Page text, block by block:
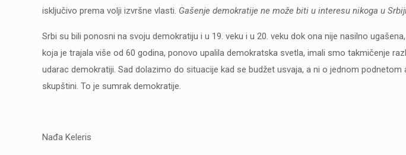
isključivo prema volji izvršne vlasti. Gašenje demokratije ne može biti u interesu nikoga u
Srbi su bili ponosni na svoju demokratiju i u 19. veku i u 20. veku dok ona nije nasilno
koja je trajala više od 60 godina, ponovo upalila demokratska svetla, imali smo takmičenje
udarac demokratiji. Sad dolazimo do situacije kad se budžet usvaja, a ni o jednom
skupštini. To je sumrak demokratije.
Nađa Keleris